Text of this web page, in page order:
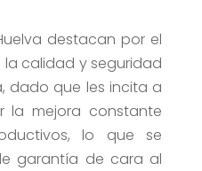
destacan por el
calidad y seguridad
dado que les incita a
la mejora constante
lo que se
garantía de cara al